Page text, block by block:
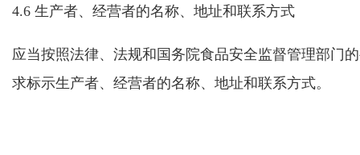
4.6 生产者、经营者的名称、地址和联系方式
应当按照法律、法规和国务院食品安全监督管理部门
求标示生产者、经营者的名称、地址和联系方式。